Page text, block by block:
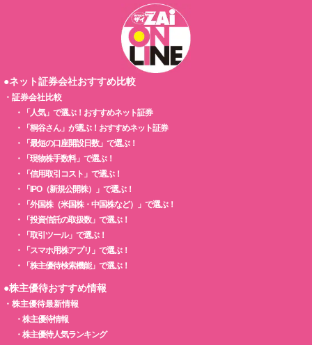
●ネット証券会社おすすめ比較
・ 証券会社比較
・
「人気」で選ぶ！おすすめネット証券
・
「桐谷さん」が選ぶ！おすすめネット証券
・
「最短の口座開設日数」で選ぶ！
・
「現物株手数料」で選ぶ！
・
「信用取引コスト」で選ぶ！
・
「IPO（新規公開株）」で選ぶ！
・
「外国株（米国株・中国株など）」で選ぶ！
・
「投資信託の取扱数」で選ぶ！
・
「取引ツール」で選ぶ！
・
「スマホ用株アプリ」で選ぶ！
・
「株主優待検索機能」で選ぶ！
●株主優待おすすめ情報
・ 株主優待最新情報
・ 株主優待情報
・ 株主優待人気ランキング